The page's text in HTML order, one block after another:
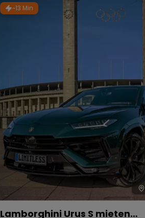
~13 Min
Lamborghini Urus S mieten